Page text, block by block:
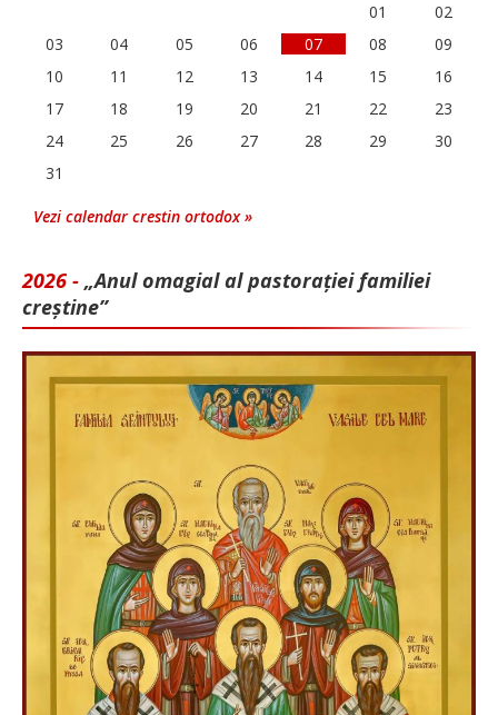
01
02
03
04 05 06 07 08
09
10
11 12 13 14 15
16
17
18 19 20 21 22
23
24
25 26 27 28 29
30
31
Vezi calendar crestin ortodox »
2026 - „Anul omagial al pastorației familiei
creștine”